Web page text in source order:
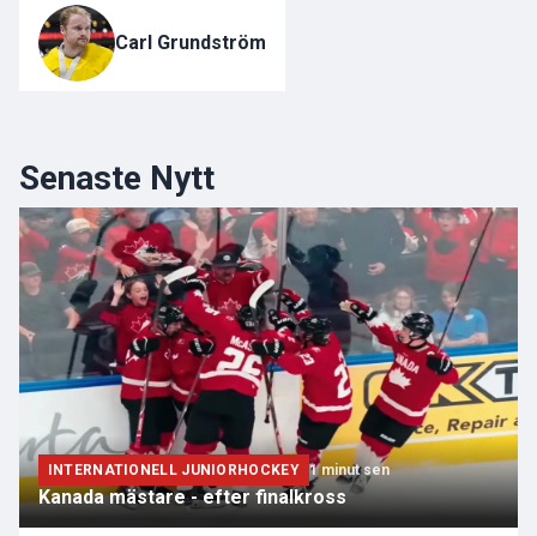
Carl Grundström
Senaste Nytt
INTERNATIONELL JUNIORHOCKEY 1 minut sen
Kanada mästare - efter finalkross